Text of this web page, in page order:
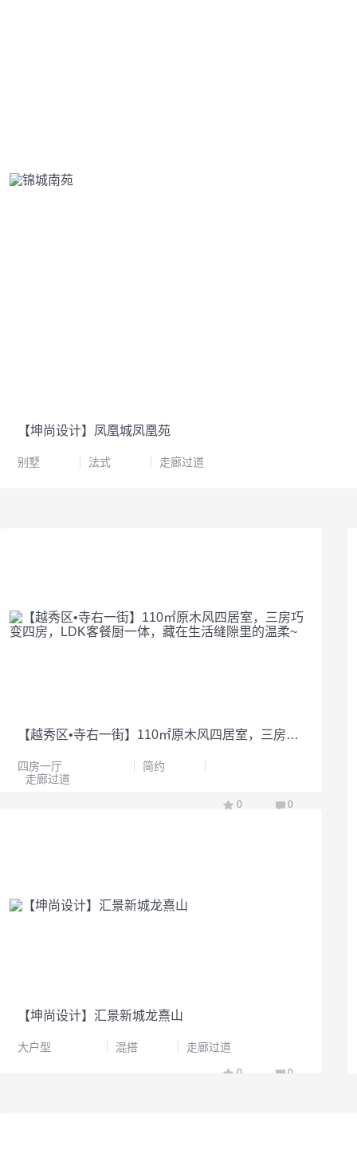
【坤尚设计】凤凰城凤凰苑
别墅 法式 走廊过道
【越秀区•寺右一街】110㎡原木风四居室，三房巧变四房，LDK客餐厨一体，藏在生活缝隙里的温柔~
四房一厅
简约
走廊过道
0 0
【坤尚设计】汇景新城龙熹山
大户型 混搭 走廊过道
0 0